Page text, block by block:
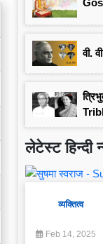
वी.
लेटेस्ट हिन्दी
व्यक्तित्व
Feb 14, 2025